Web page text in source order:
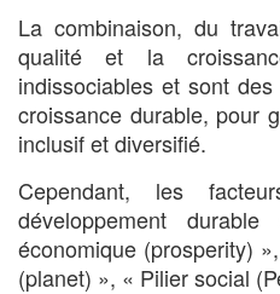
La combinaison, du
qualité et la
indissociables et sont
croissance durable, pour
inclusif et diversifié.
Cependant, les
développement
économique (prosperity)
(planet) », « Pilier social